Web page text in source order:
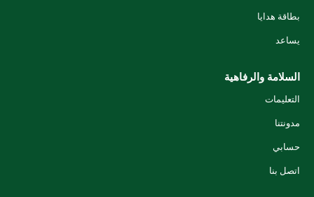
بطاقة هدايا
يساعد
السلامة والرفاهية
التعليمات
مدونتنا
حسابي
اتصل بنا